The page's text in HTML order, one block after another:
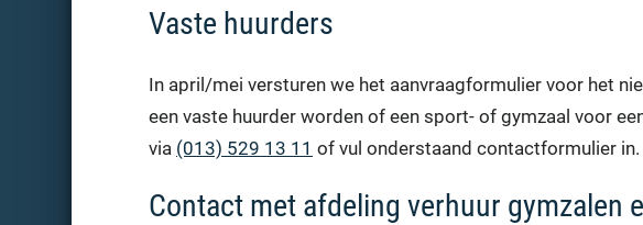
Vaste huurders
In april/mei versturen we het aanvraagformulier voor het
een vaste huurder worden of een sport- of gymzaal voor
via (013) 529 13 11 of vul onderstaand contactformulier in.
Contact met afdeling verhuur gymzalen